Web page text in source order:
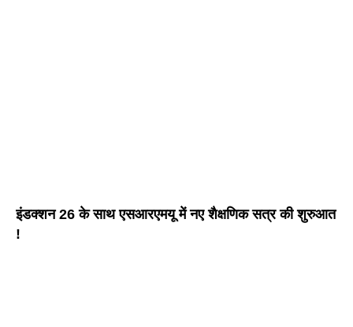
इंडक्शन 26 के साथ एसआरएमयू में नए शैक्षणिक सत्र की शुरुआत
!